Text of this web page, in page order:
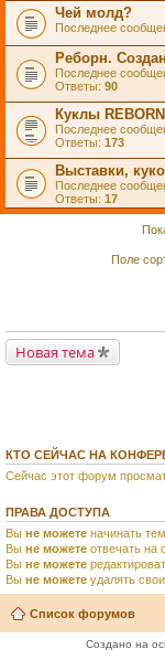
Чей молд?
Последнее
Реборн.
Последнее
Ответы: 90
Куклы REBORN
Последнее
Ответы: 173
Выставки,
Последнее
Ответы: 17
Поле
Новая тема
КТО СЕЙЧАС НА
Сейчас этот форум
ПРАВА ДОСТУПА
Вы не можете начинать
Вы не можете отвечать на
Вы не можете
Вы не можете удалять
Список форумов
Создано на